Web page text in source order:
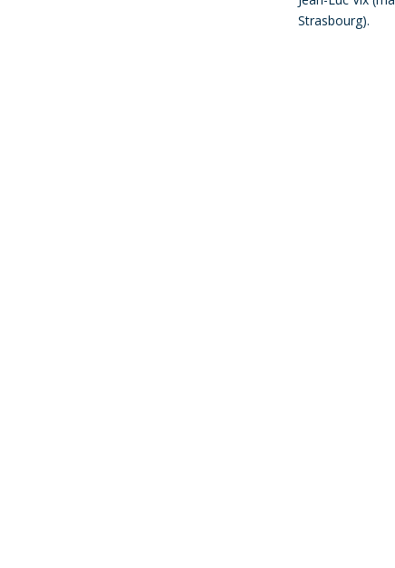
Strasbourg).